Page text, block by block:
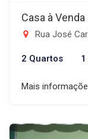
Casa à
Rua José
2 Quartos
Mais